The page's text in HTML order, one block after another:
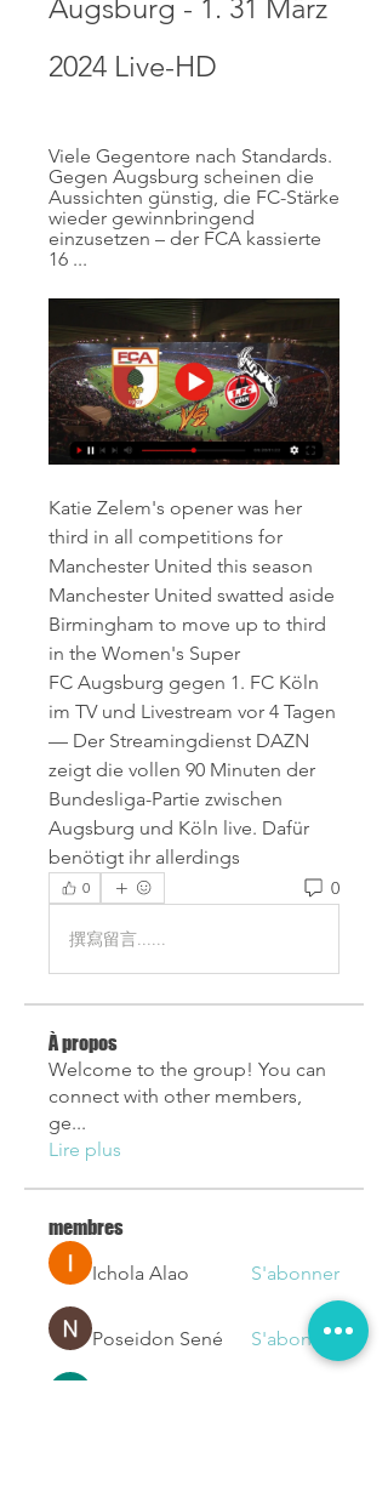
Augsburg - 1. 31 März
2024 Live-HD
Viele Gegentore nach Standards.
Gegen Augsburg scheinen die
Aussichten günstig, die FC-Stärke
wieder gewinnbringend
einzusetzen – der FCA kassierte
16 ...
Katie Zelem's opener was her
third in all competitions for
Manchester United this season
Manchester United swatted aside
Birmingham to move up to third
in the Women's Super
FC Augsburg gegen 1. FC Köln
im TV und Livestream vor 4 Tagen
— Der Streamingdienst DAZN
zeigt die vollen 90 Minuten der
Bundesliga-Partie zwischen
Augsburg und Köln live. Dafür
benötigt ihr allerdings
0 0
撰寫留言......
À propos
Welcome to the group! You can
connect with other members,
ge...
Lire plus
membres
Ichola Alao
S'abonner
Poseidon Sené S'abonner